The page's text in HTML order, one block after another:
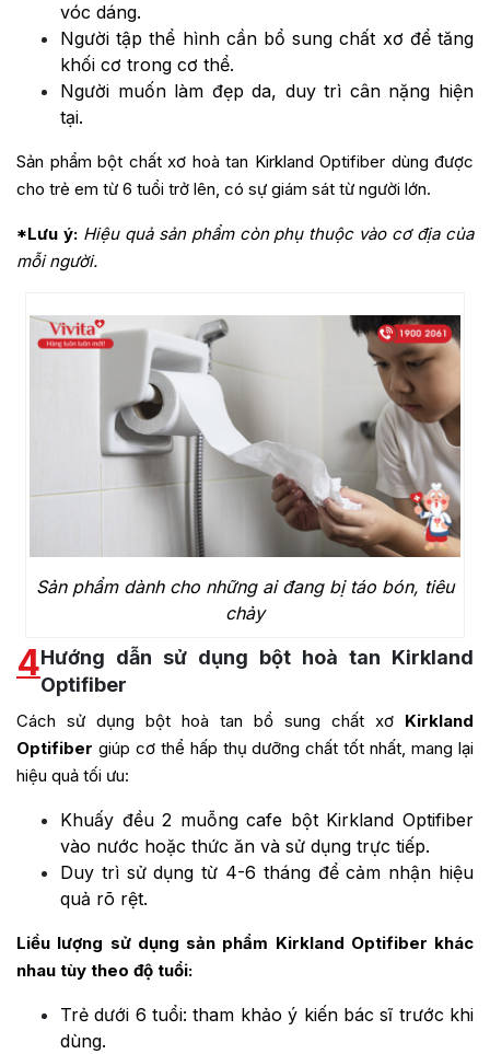
vóc dáng.
Người tập thể hình cần bổ sung chất xơ để tăng
khối cơ trong cơ thể.
Người muốn làm đẹp da, duy trì cân nặng hiện
tại.
Sản phẩm bột chất xơ hoà tan Kirkland Optifiber dùng được
cho trẻ em từ 6 tuổi trở lên, có sự giám sát từ người lớn.
*Lưu ý: Hiệu quả sản phẩm còn phụ thuộc vào cơ địa của
mỗi người.
Sản phẩm dành cho những ai đang bị táo bón, tiêu
chảy
4Hướng dẫn sử dụng bột hoà tan Kirkland
Optifiber
Cách sử dụng bột hoà tan bổ sung chất xơ Kirkland
Optifiber giúp cơ thể hấp thụ dưỡng chất tốt nhất, mang lại
hiệu quả tối ưu:
Khuấy đều 2 muỗng cafe bột Kirkland Optifiber
vào nước hoặc thức ăn và sử dụng trực tiếp.
Duy trì sử dụng từ 4-6 tháng để cảm nhận hiệu
quả rõ rệt.
Liều lượng sử dụng sản phẩm Kirkland Optifiber khác
nhau tùy theo độ tuổi:
Trẻ dưới 6 tuổi: tham khảo ý kiến bác sĩ trước khi
dùng.